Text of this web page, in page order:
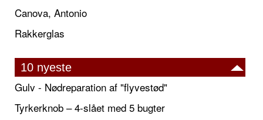
Canova, Antonio
Rakkerglas
10 nyeste
Gulv - Nødreparation af "flyvestød"
Tyrkerknob – 4-slået med 5 bugter